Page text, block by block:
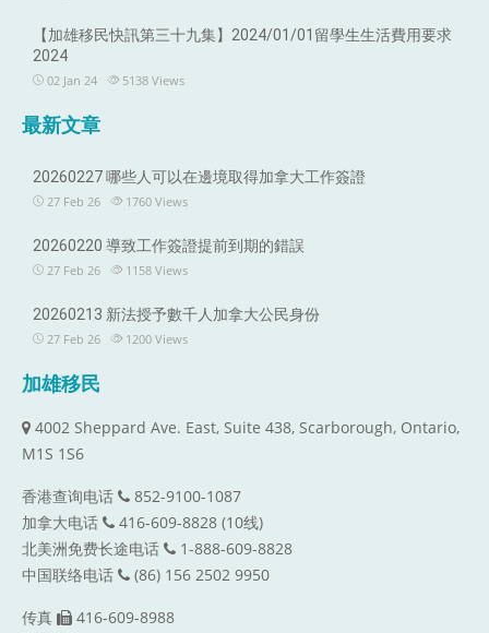
【加雄移民快訊第三十九集】2024/01/01留學生生活費用要求
2024
02 Jan 24 5138 Views
最新文章
20260227 哪些人可以在邊境取得加拿大工作簽證
27 Feb 26 1760 Views
20260220 導致工作簽證提前到期的錯誤
27 Feb 26 1158 Views
20260213 新法授予數千人加拿大公民身份
27 Feb 26 1200 Views
加雄移民
4002 Sheppard Ave. East, Suite 438, Scarborough, Ontario,
M1S 1S6
香港查询电话
852-9100-1087
加拿大电话
416-609-8828 (10线)
北美洲免费长途电话
1-888-609-8828
中国联络电话
(86) 156 2502 9950
传真 416-609-8988